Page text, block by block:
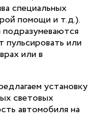
специальных
помощи и т.д.).
или
или в
установку
световых
автомобиля на